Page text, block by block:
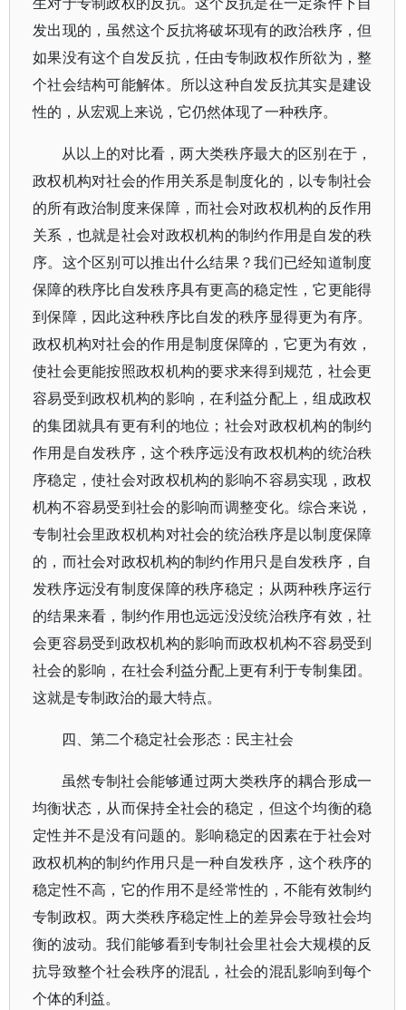
发出现的，虽然这个反抗将破坏现有的政治秩序，但
如果没有这个自发反抗，任由专制政权作所欲为，整
个社会结构可能解体。所以这种自发反抗其实是建设
性的，从宏观上来说，它仍然体现了一种秩序。
从以上的对比看，两大类秩序最大的区别在于，
政权机构对社会的作用关系是制度化的，以专制社会
的所有政治制度来保障，而社会对政权机构的反作用
关系，也就是社会对政权机构的制约作用是自发的秩
序。这个区别可以推出什么结果？我们已经知道制度
保障的秩序比自发秩序具有更高的稳定性，它更能得
到保障，因此这种秩序比自发的秩序显得更为有序。
政权机构对社会的作用是制度保障的，它更为有效，
使社会更能按照政权机构的要求来得到规范，社会更
容易受到政权机构的影响，在利益分配上，组成政权
的集团就具有更有利的地位；社会对政权机构的制约
作用是自发秩序，这个秩序远没有政权机构的统治秩
序稳定，使社会对政权机构的影响不容易实现，政权
机构不容易受到社会的影响而调整变化。综合来说，
专制社会里政权机构对社会的统治秩序是以制度保障
的，而社会对政权机构的制约作用只是自发秩序，自
发秩序远没有制度保障的秩序稳定；从两种秩序运行
的结果来看，制约作用也远远没没统治秩序有效，社
会更容易受到政权机构的影响而政权机构不容易受到
社会的影响，在社会利益分配上更有利于专制集团。
这就是专制政治的最大特点。
四、第二个稳定社会形态：民主社会
虽然专制社会能够通过两大类秩序的耦合形成一
均衡状态，从而保持全社会的稳定，但这个均衡的稳
定性并不是没有问题的。影响稳定的因素在于社会对
政权机构的制约作用只是一种自发秩序，这个秩序的
稳定性不高，它的作用不是经常性的，不能有效制约
专制政权。两大类秩序稳定性上的差异会导致社会均
衡的波动。我们能够看到专制社会里社会大规模的反
抗导致整个社会秩序的混乱，社会的混乱影响到每个
个体的利益。